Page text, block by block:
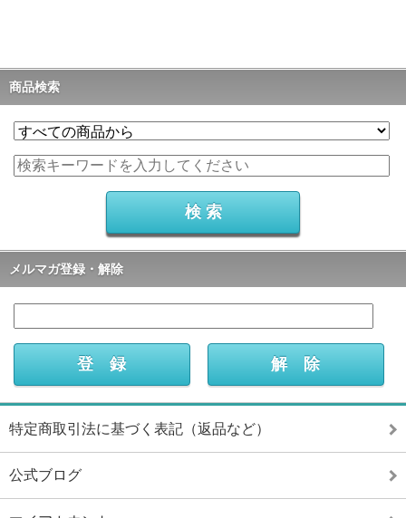
商品検索
メルマガ登録・解除
特定商取引法に基づく表記（返品など）
公式ブログ